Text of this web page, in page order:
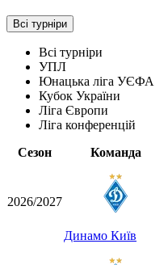
Всі турніри
Всі турніри
УПЛ
Юнацька ліга УЄФА
Кубок України
Ліга Європи
Ліга конференцій
Сезон
Команда
2026/2027
Динамо Київ